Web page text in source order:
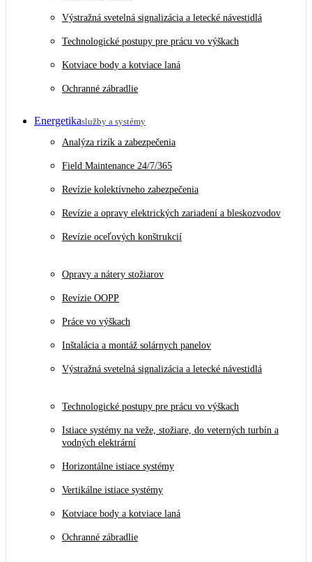
Výstražná svetelná signalizácia a letecké návestidlá
Technologické postupy pre prácu vo výškach
Kotviace body a kotviace laná
Ochranné zábradlie
Energetikaslužby a systémy
Analýza rizík a zabezpečenia
Field Maintenance 24/7/365
Revízie kolektívneho zabezpečenia
Revízie a opravy elektrických zariadení a bleskozvodov
Revízie oceľových konštrukcií
Opravy a nátery stožiarov
Revízie OOPP
Práce vo výškach
Inštalácia a montáž solárnych panelov
Výstražná svetelná signalizácia a letecké návestidlá
Technologické postupy pre prácu vo výškach
Istiace systémy na veže, stožiare, do veterných turbín a
vodných elektrární
Horizontálne istiace systémy
Vertikálne istiace systémy
Kotviace body a kotviace laná
Ochranné zábradlie